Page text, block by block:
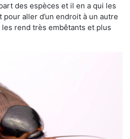
des espèces et il en a qui les
aller d’un endroit à un autre
rend très embêtants et plus